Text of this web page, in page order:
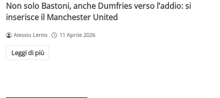
Non solo Bastoni, anche Dumfries verso l’addio: si
inserisce il Manchester United
Alessio Lento 11 Aprile 2026
Leggi di più